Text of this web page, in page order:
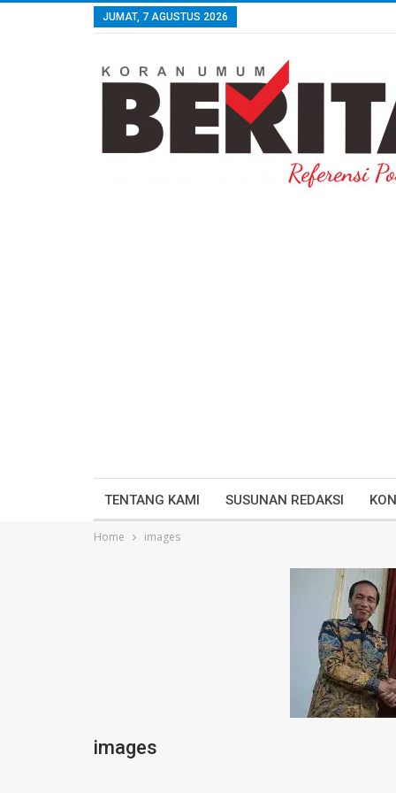
JUMAT, 7 AGUSTUS 2026
TENTANG KAMI SUSUNAN REDAKSI
Home images
images